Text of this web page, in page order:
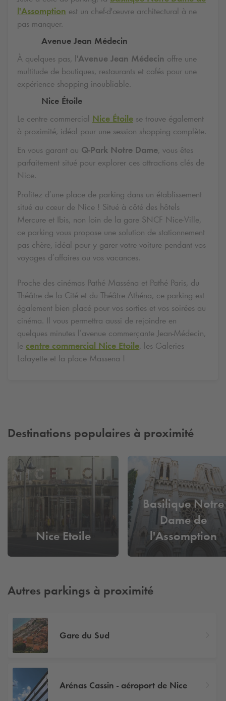
l'Assomption est un chef-d'œuvre architectural à ne
pas manquer.
Avenue Jean Médecin
À quelques pas, l'Avenue Jean Médecin offre une
multitude de boutiques, restaurants et cafés pour une
expérience shopping inoubliable.
Nice Étoile
Le centre commercial Nice Étoile se trouve également
à proximité, idéal pour une session shopping complète.
En vous garant au Q-Park Notre Dame, vous êtes
parfaitement situé pour explorer ces attractions clés de
Nice.
Profitez d’une place de parking dans un établissement
situé au cœur de Nice ! Situé à côté des hôtels
Mercure et Ibis, non loin de la gare SNCF Nice-Ville,
ce parking vous propose une solution de stationnement
pas chère, idéal pour y garer votre voiture pendant vos
voyages d’affaires ou vos vacances.
Proche des cinémas Pathé Masséna et Pathé Paris, du
Théâtre de la Cité et du Théâtre Athéna, ce parking est
également bien placé pour vos sorties et vos soirées au
cinéma. Il vous permettra aussi de rejoindre en
quelques minutes l’avenue commerçante Jean-Médecin,
le centre commercial Nice Etoile, les Galeries
Lafayette et la place Massena !
Destinations populaires à proximité
Nice Etoile
Basilique Notre
Dame de
l'Assomption
Autres parkings à proximité
Gare du Sud
Arénas Cassin - aéroport de Nice